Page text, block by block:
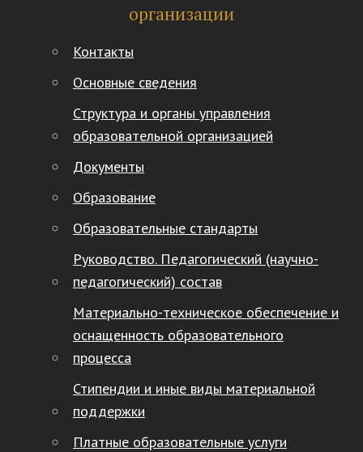
организации
Контакты
Основные сведения
Структура и органы управления
образовательной организацией
Документы
Образование
Образовательные стандарты
Руководство. Педагогический (научно-
педагогический) состав
Материально-техническое обеспечение и
оснащенность образовательного
процесса
Стипендии и иные виды материальной
поддержки
Платные образовательные услуги